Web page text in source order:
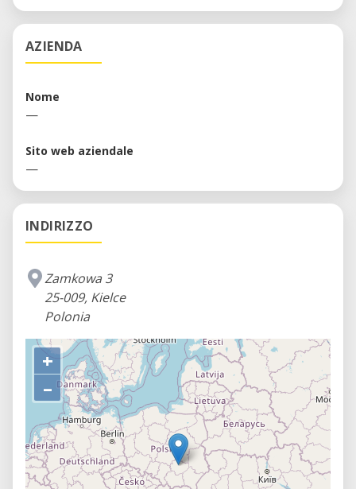
AZIENDA
Nome
—
Sito web aziendale
—
INDIRIZZO
Zamkowa 3
25-009, Kielce
Polonia
+
–